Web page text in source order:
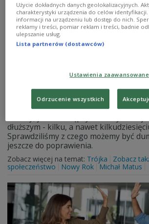
W jakim społeczeństwie
się udało w ostatnich latach?
W "Klubie Trójki" podsumowaliśmy
dłuższym - kilku, a nawet
Sprawdziliśmy z czego możemy być
jeszcze do poprawienia.
Zobacz więcej na temat: Trójka
Zobacz
społeczeństwo
Nowy Rok Michał Matus
Użycie dokładnych danych geolokalizacyjnych.
charakterystyki urządzenia do celów
informacji na urządzeniu lub dostęp do nich.
reklamy i treści, pomiar reklam i treści, badnie
ulepszanie usług.
Lista partnerów (dostawców)
Ustawienia zaawansowane
Odrzucenie wszystkich